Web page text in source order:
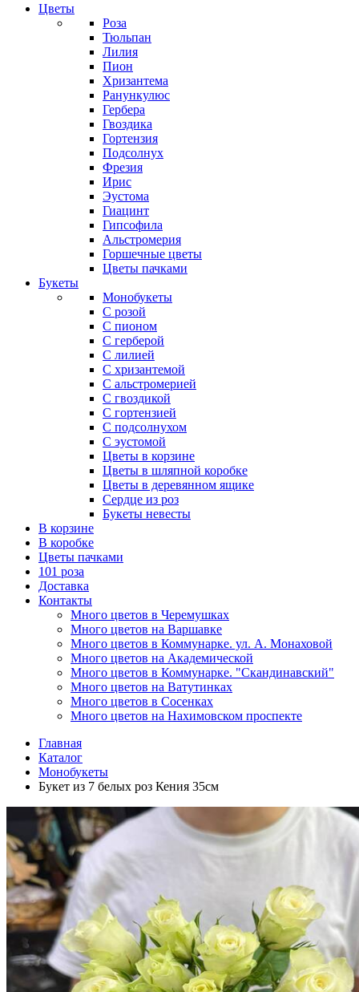
Цветы
Роза
Тюльпан
Лилия
Пион
Хризантема
Ранункулюс
Гербера
Гвоздика
Гортензия
Подсолнух
Фрезия
Ирис
Эустома
Гиацинт
Гипсофила
Альстромерия
Горшечные цветы
Цветы пачками
Букеты
Монобукеты
С розой
С пионом
С герберой
С лилией
С хризантемой
С альстромерией
С гвоздикой
С гортензией
С подсолнухом
С эустомой
Цветы в корзине
Цветы в шляпной коробке
Цветы в деревянном ящике
Сердце из роз
Букеты невесты
В корзине
В коробке
Цветы пачками
101 роза
Доставка
Контакты
Много цветов в Черемушках
Много цветов на Варшавке
Много цветов в Коммунарке. ул. А. Монаховой
Много цветов на Академической
Много цветов в Коммунарке. "Скандинавский"
Много цветов на Ватутинках
Много цветов в Сосенках
Много цветов на Нахимовском проспекте
Главная
Каталог
Монобукеты
Букет из 7 белых роз Кения 35см